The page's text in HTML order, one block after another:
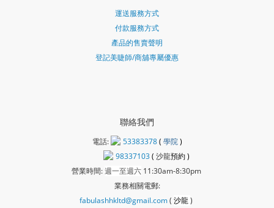
運送服務方式
付款服務方式
產品的售賣聲明
登記美睫師/商舖專屬優惠
聯絡我們
電話: 53383378( 學院)
98337103( 沙龍預約 )
營業時間:週一至週六11:30am-8:30pm
業務相關電郵:
fabulashhkltd@gmail.com( 沙龍)